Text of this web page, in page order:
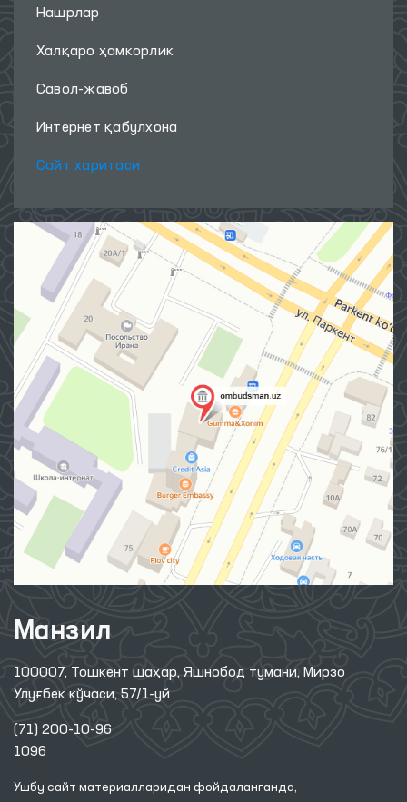
Нашрлар
Халқаро ҳамкорлик
Савол-жавоб
Интернет қабулхона
Сайт харитаси
Манзил
100007, Тошкент шаҳар, Яшнобод тумани, Мирзо
Улуғбек кўчаси, 57/1-уй
(71) 200-10-96
1096
Ушбу сайт материалларидан фойдаланганда,